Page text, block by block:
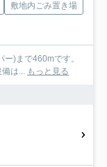
敷地内ごみ置き場
)まで460mです。
は... もっと見る